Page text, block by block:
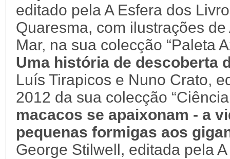
editado pela A Esfera dos
Quaresma, com ilustrações
Mar, na sua colecção “Paleta
Uma história de descoberta
Luís Tirapicos e Nuno Crato,
2012 da sua colecção
macacos se apaixonam - a
pequenas formigas aos
George Stilwell, editada pela